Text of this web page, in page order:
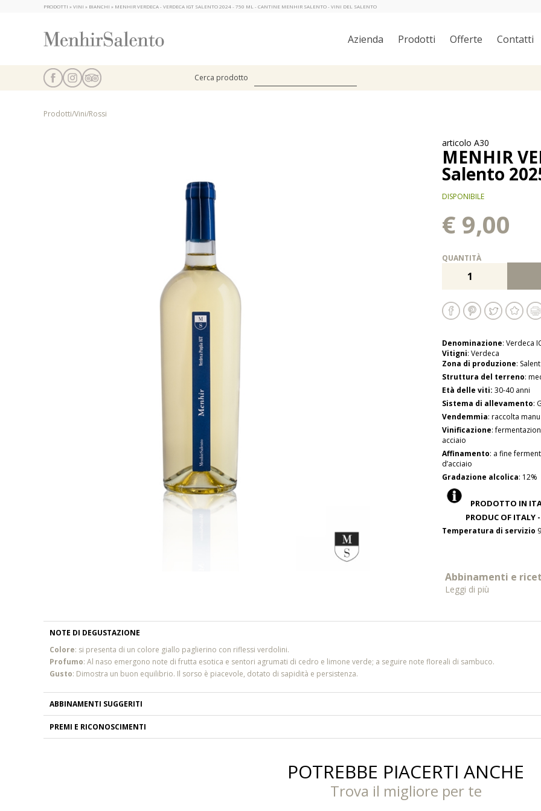
PRODOTTI » VINI » BIANCHI » MENHIR VERDECA - VERDECA IGT SALENTO 2024 - 750 ML - CANTINE MENHIR SALENTO - VINI DEL SALENTO
Azienda Prodotti Offerte Contatti
Cerca prodotto
Prodotti/Vini/Rossi
articolo A30
MENHIR
Salento
DISPONIBILE
€ 9,00
QUANTITÀ
Denominazione: Verdeca
Vitigni: Verdeca
Zona di produzione:
Struttura del terreno:
Età delle viti: 30-40 anni
Sistema di allevamento:
Vendemmia: raccolta
Vinificazione:
acciaio
Affinamento: a fine
d’acciaio
Gradazione alcolica: 12%
PRODOTTO IN
PRODUC OF ITALY -
Temperatura di servizio
Abbinamenti e
Leggi di più
NOTE DI DEGUSTAZIONE
Colore: si presenta di un colore giallo paglierino con riflessi verdolini.
Profumo: Al naso emergono note di frutta esotica e sentori agrumati di cedro e limone verde; a seguire note floreali di sambuco.
Gusto: Dimostra un buon equilibrio. Il sorso è piacevole, dotato di sapidità e persistenza.
ABBINAMENTI SUGGERITI
PREMI E RICONOSCIMENTI
POTREBBE PIACERTI ANCHE
Trova il migliore per te